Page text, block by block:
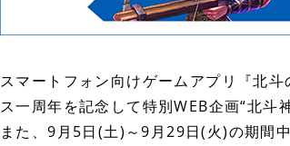
スマートフォン向けゲームアプリ『北
ス一周年を記念して特別WEB企画“北斗
また、9月5日(土)～9月29日(火)の期間